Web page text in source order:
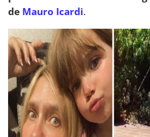
de Mauro Icardi.